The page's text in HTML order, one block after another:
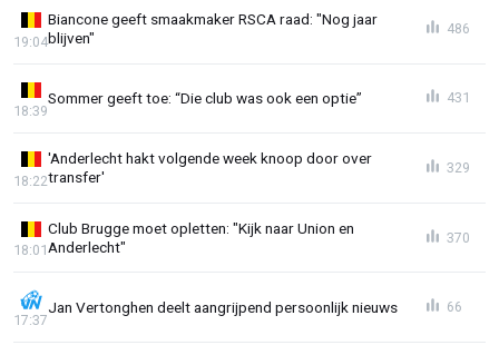
Biancone geeft smaakmaker RSCA raad: "Nog jaar
blijven"
19:04
486
Sommer geeft toe: “Die club was ook een optie”
18:39
431
'Anderlecht hakt volgende week knoop door over
transfer'
18:22
329
Club Brugge moet opletten: "Kijk naar Union en
Anderlecht"
18:01
370
Jan Vertonghen deelt aangrijpend persoonlijk nieuws
17:37
66